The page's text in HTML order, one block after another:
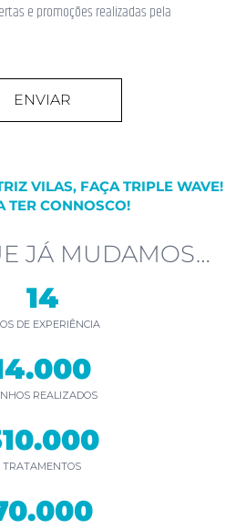
e promoções realizadas pela
ENVIAR
VILAS, FAÇA TRIPLE WAVE!
TER CONNOSCO!
JÁ MUDAMOS…
DE EXPERIÊNCIA
14
REALIZADOS
TRATAMENTOS